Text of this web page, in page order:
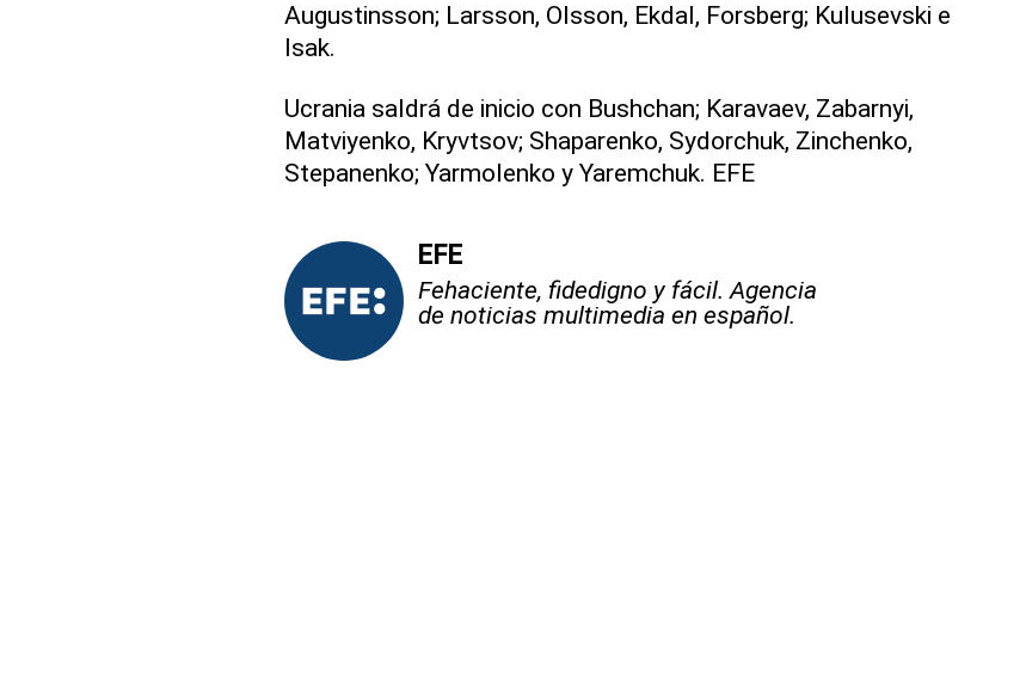
Augustinsson; Larsson, Olsson, Ekdal, Forsberg; Kulusevski e
Isak.
Ucrania saldrá de inicio con Bushchan; Karavaev, Zabarnyi,
Matviyenko, Kryvtsov; Shaparenko, Sydorchuk, Zinchenko,
Stepanenko; Yarmolenko y Yaremchuk. EFE
EFE
Fehaciente, fidedigno y fácil. Agencia
de noticias multimedia en español.